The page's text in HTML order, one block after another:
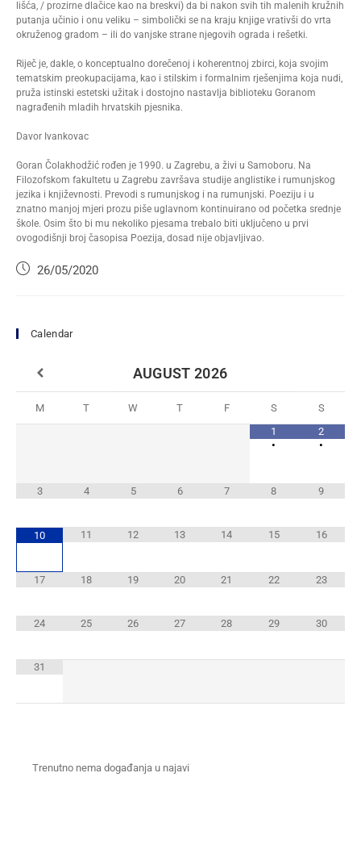
lišća, / prozirne dlačice kao na breskvi) da bi nakon svih tih malenih kružnih
putanja učinio i onu veliku – simbolički se na kraju knjige vrativši do vrta
okruženog gradom – ili do vanjske strane njegovih ograda i rešetki.
Riječ je, dakle, o konceptualno dorečenoj i koherentnoj zbirci, koja svojim
tematskim preokupacijama, kao i stilskim i formalnim rješenjima koja nudi,
pruža istinski estetski užitak i dostojno nastavlja biblioteku Goranom
nagrađenih mladih hrvatskih pjesnika.
Davor Ivankovac
Goran Čolakhodžić rođen je 1990. u Zagrebu, a živi u Samoboru. Na
Filozofskom fakultetu u Zagrebu završava studije anglistike i rumunjskog
jezika i književnosti. Prevodi s rumunjskog i na rumunjski. Poeziju i u
znatno manjoj mjeri prozu piše uglavnom kontinuirano od početka srednje
škole. Osim što bi mu nekoliko pjesama trebalo biti uključeno u prvi
ovogodišnji broj časopisa Poezija, dosad nije objavljivao.
26/05/2020
Calendar
AUGUST 2026
M T W T F S
S
1
•
2
•
3 4 5 6 7 8 9
10 11 12 13 14 15 16
17 18 19 20 21 22 23
24 25 26 27 28 29 30
31
Trenutno nema događanja u najavi